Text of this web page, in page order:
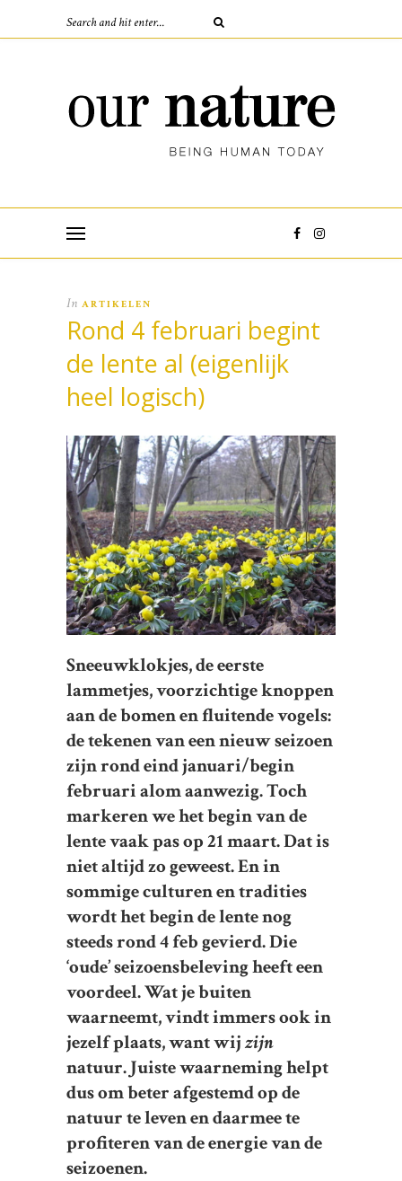
In ARTIKELEN
Rond 4 februari begint
de lente al (eigenlijk
heel logisch)
Sneeuwklokjes, de eerste
lammetjes, voorzichtige knoppen
aan de bomen en fluitende vogels:
de tekenen van een nieuw seizoen
zijn rond eind januari/begin
februari alom aanwezig. Toch
markeren we het begin van de
lente vaak pas op 21 maart. Dat is
niet altijd zo geweest. En in
sommige culturen en tradities
wordt het begin de lente nog
steeds rond 4 feb gevierd. Die
‘oude’ seizoensbeleving heeft een
voordeel. Wat je buiten
waarneemt, vindt immers ook in
jezelf plaats, want wijzijn
natuur. Juiste waarneming helpt
dus om beter afgestemd op de
natuur te leven en daarmee te
profiteren van de energie van de
seizoenen.